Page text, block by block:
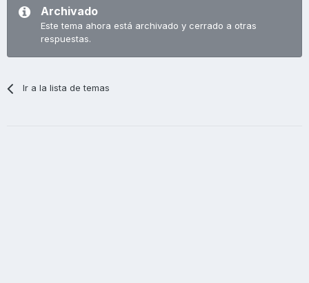
Archivado
Este tema ahora está archivado y cerrado a otras
respuestas.
Ir a la lista de temas